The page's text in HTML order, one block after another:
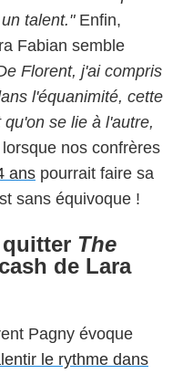
talent." Enfin,
Fabian semble
Florent, j'ai compris
l'équanimité, cette
se lie à l'autre,
lorsque nos confrères
ans pourrait faire sa
sans équivoque !
The
de Lara
Pagny évoque
le rythme dans